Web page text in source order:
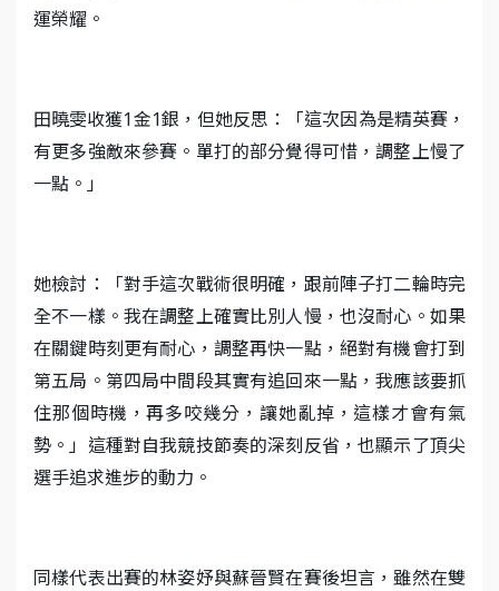
運榮耀。
田曉雯收獲1金1銀，但她反思：「這次因為是精英賽，
有更多強敵來參賽。單打的部分覺得可惜，調整上慢了
一點。」
她檢討：「對手這次戰術很明確，跟前陣子打二輪時完
全不一樣。我在調整上確實比別人慢，也沒耐心。如果
在關鍵時刻更有耐心，調整再快一點，絕對有機會打到
第五局。第四局中間段其實有追回來一點，我應該要抓
住那個時機，再多咬幾分，讓她亂掉，這樣才會有氣
勢。」這種對自我競技節奏的深刻反省，也顯示了頂尖
選手追求進步的動力。
同樣代表出賽的林姿妤與蘇晉賢在賽後坦言，雖然在雙